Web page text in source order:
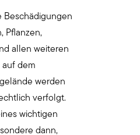
Beschädigungen
Pflanzen,
allen weiteren
dem
werden
verfolgt.
wichtigen
dann,